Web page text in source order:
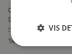
Dyr, 100 brikker, Djeco
DJECO
149,95 kr
VIS